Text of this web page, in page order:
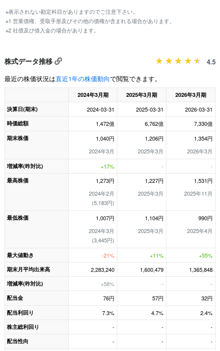
※表示されない勘定科目がありますのでご注意下さい。
※1 営業債権、受取手形及びその他の債権が含まれる場合があります。
※2 社債及び借入金の場合があります。
株式データ推移
4.5
最近の株価状況は直近1年の株価動向で閲覧できます。
2024年3月期 2025年3月期
2026年3月期
決算日(期末)
2024-03-31 2025-03-31 2026-03-31
時価総額 1,472億 6,762億 7,330億
期末株価
1,040円
2024年3月
1,206円
2025年3月
1,354円
2026年3月
増減率(昨対比) +17% - -
最高株価
1,273円
2024年2月
(5,183円)
1,227円
2025年3月
1,531円
2025年11月
最低株価
1,007円
2024年3月
(3,445円)
1,104円
2025年3月
990円
2025年4月
最大値動き -21% +11% +55%
期末月平均出来高 2,283,240 1,600,479 1,365,848
増減率(昨対比) +58% - -
配当金 76円 57円 32円
配当利回り 7.3% 4.7% 2.4%
株主総利回り - - -
配当性向 - - -